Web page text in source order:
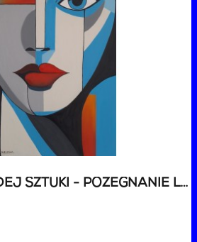
94. AUKCJA MŁODEJ SZTUKI - POŻEGNANIE LATA